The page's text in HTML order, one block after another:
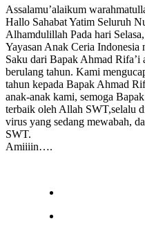
Assalamu’alaikum
Hallo Sahabat Yatim Seluruh
Alhamdulillah Pada hari
Yayasan Anak Ceria Indonesia
Saku dari Bapak Ahmad Rifa’i
berulang tahun. Kami
tahun kepada Bapak Ahmad
anak-anak kami, semoga
terbaik oleh Allah SWT,selalu
virus yang sedang mewabah,
SWT.
Amiiiin….